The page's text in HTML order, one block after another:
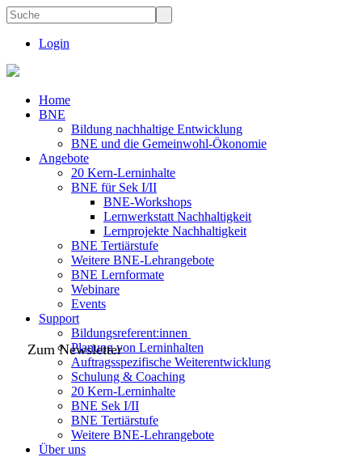
Login
Home
BNE
Bildung nachhaltige Entwicklung
BNE und die Gemeinwohl-Ökonomie
Angebote
20 Kern-Lerninhalte
BNE für Sek I/II
BNE-Workshops
Lernwerkstatt Nachhaltigkeit
Lernprojekte Nachhaltigkeit
BNE Tertiärstufe
Weitere BNE-Lehrangebote
BNE Lernformate
Webinare
Events
Support
Bildungsreferent:innen
Planung von Lerninhalten
Auftragsspezifische Weiterentwicklung
Schulung & Coaching
20 Kern-Lerninhalte
BNE Sek I/II
BNE Tertiärstufe
Weitere BNE-Lehrangebote
Über uns
Zum Newsletter